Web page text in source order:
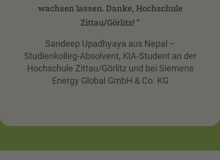
wachsen lassen. Danke, Hochschule
Zittau/Görlitz! ”
Sandeep Upadhyaya aus Nepal –
Studienkolleg-Absolvent, KIA-Student an der
Hochschule Zittau/Görlitz und bei Siemens
Energy Global GmbH & Co. KG